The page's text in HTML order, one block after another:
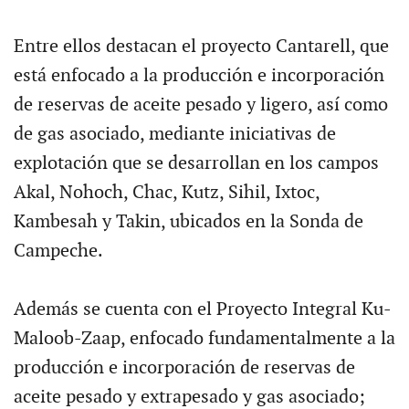
Entre ellos destacan el proyecto Cantarell, que
está enfocado a la producción e incorporación
de reservas de aceite pesado y ligero, así como
de gas asociado, mediante iniciativas de
explotación que se desarrollan en los campos
Akal, Nohoch, Chac, Kutz, Sihil, Ixtoc,
Kambesah y Takin, ubicados en la Sonda de
Campeche.
Además se cuenta con el Proyecto Integral Ku-
Maloob-Zaap, enfocado fundamentalmente a la
producción e incorporación de reservas de
aceite pesado y extrapesado y gas asociado;